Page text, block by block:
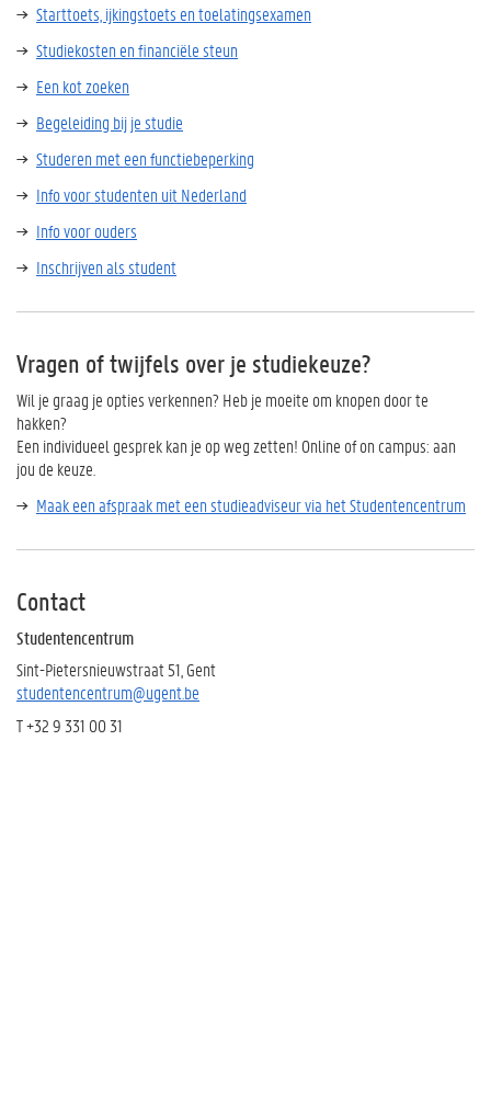
Starttoets, ijkingstoets en toelatingsexamen
Studiekosten en financiële steun
Een kot zoeken
Begeleiding bij je studie
Studeren met een functiebeperking
Info voor studenten uit Nederland
Info voor ouders
Inschrijven als student
Vragen of twijfels over je studiekeuze?
Wil je graag je opties verkennen? Heb je moeite om knopen door te
hakken?
Een individueel gesprek kan je op weg zetten! Online of on campus: aan
jou de keuze.
Maak een afspraak met een studieadviseur via het Studentencentrum
Contact
Studentencentrum
Sint-Pietersnieuwstraat 51, Gent
studentencentrum@ugent.be
T +32 9 331 00 31